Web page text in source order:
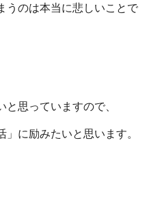
うのは本当に悲しいことで
思っていますので、
に励みたいと思います。